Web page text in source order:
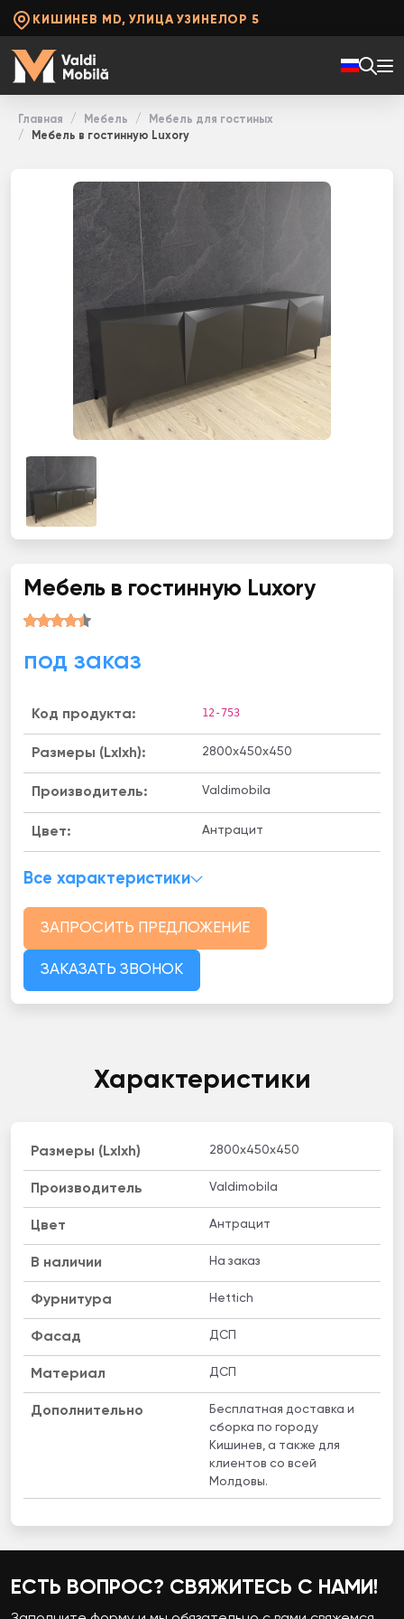
КИШИНЕВ MD, УЛИЦА УЗИНЕЛОР 5
Главная Мебель
Мебель для гостиных
Мебель в гостинную Luxory
Мебель в гостинную Luxory
под заказ
Код продукта: 12-753
Размеры (Lxlxh): 2800x450x450
Производитель: Valdimobila
Цвет: Антрацит
Все характеристики
ЗАПРОСИТЬ ПРЕДЛОЖЕНИЕ
ЗАКАЗАТЬ ЗВОНОК
Характеристики
Размеры (Lxlxh) 2800x450x450
Производитель Valdimobila
Цвет Антрацит
B наличии На заказ
Фурнитура Hettich
Фасад ДСП
Материал ДСП
Дополнительно
Бесплатная доставка и
сборка по городу
Кишинев, а также для
клиентов со всей
Молдовы.
ЕСТЬ ВОПРОС? СВЯЖИТЕСЬ С НАМИ!